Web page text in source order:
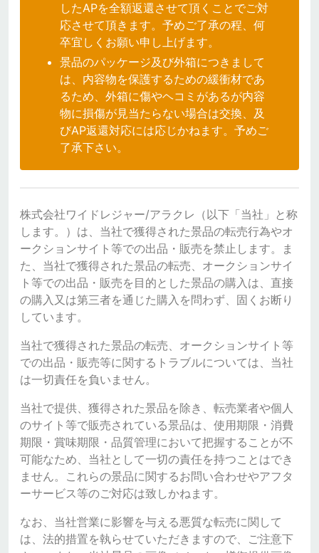
したAPを全額返還させて頂くことでご対
応させて頂きます。予めご了承の程、何
卒宜しくお願い申し上げます。
景品のパッケージ及び外箱につきまして
は、内容物を保護するための緩衝材であ
るため、外箱に傷やヘコミがあるが内容
物に損傷が見当たらない場合は交換、及
びAP返還対応には応じかねます。予めご
了承下さい。
株式会社ワイドレジャー/アラクレ（以下「当社」と称
します。）は、当社で獲得された景品の転売行為やオ
ークションサイト等での出品・販売を禁止します。ま
た、当社で獲得された景品の転売、オークションサイ
ト等での出品・販売を目的とした景品の購入は、直接
の購入又は第三者を通じた購入を問わず、固くお断り
しています。
当社で獲得された景品の転売、オークションサイト等
での出品・販売等に関するトラブルについては、当社
は一切責任を負いません。
当社で提供、獲得された景品を除き、転売業者や個人
のサイト等で販売されている景品は、使用期限・消費
期限・賞味期限・品質管理において把握することが不
可能なため、当社として一切の責任を持つことはでき
ません。これらの景品に関するお問い合わせやアフタ
ーサービス等のご対応は致しかねます。
なお、当社営業に影響を与える悪質な転売に関して
は、法的措置を執らせていただきますので、ご注意下